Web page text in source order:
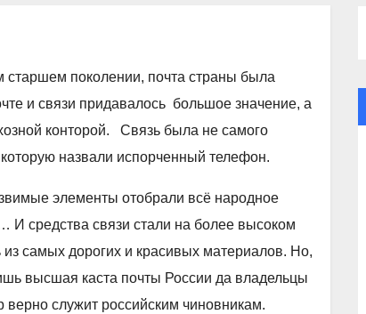
поколении, почта страны была
и связи придавалось большое значение, а
конторой. Связь была не самого
назвали испорченный телефон.
элементы отобрали всё народное
средства связи стали на более высоком
самых дорогих и красивых материалов. Но,
высшая каста почты России да владельцы
служит российским чиновникам.